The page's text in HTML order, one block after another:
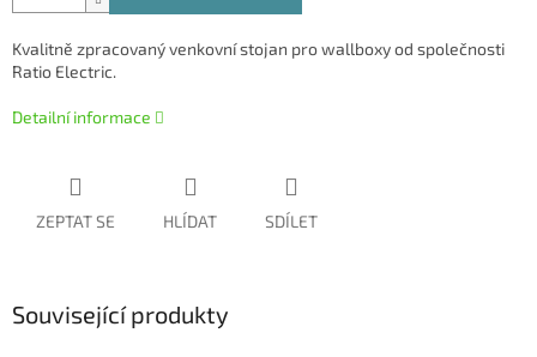
Kvalitně zpracovaný venkovní stojan pro wallboxy od společnosti
Ratio Electric.
Detailní informace
ZEPTAT SE HLÍDAT SDÍLET
Související produkty